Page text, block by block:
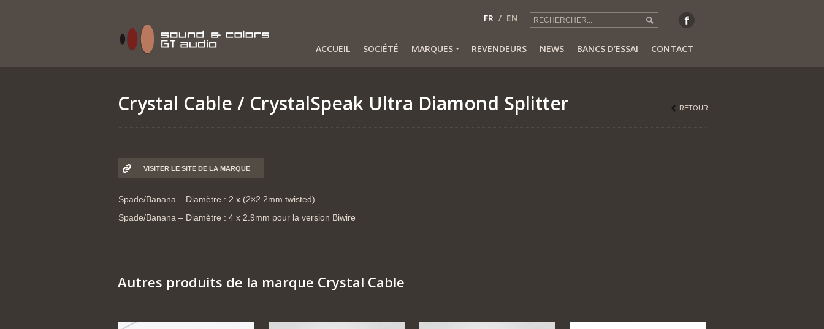
FR EN
ACCUEIL SOCIÉTÉ MARQUES REVENDEURS NEWS BANCS D’ESSAI CONTACT
Crystal Cable / CrystalSpeak Ultra Diamond Splitter RETOUR
VISITER LE SITE DE LA MARQUE
Spade/Banana – Diamètre : 2 x (2×2.2mm twisted)
Spade/Banana – Diamètre : 4 x 2.9mm pour la version Biwire
Autres produits de la marque Crystal Cable